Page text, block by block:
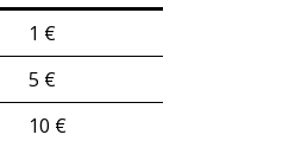
1 €
5 €
10 €